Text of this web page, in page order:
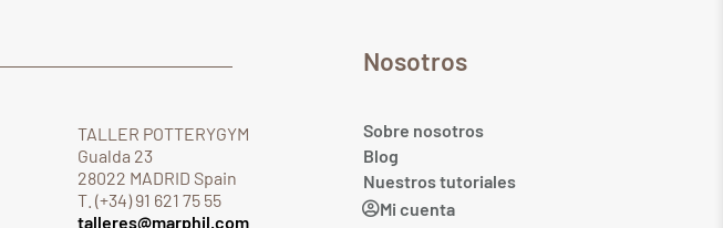
TALLER POTTERYGYM
Gualda 23
28022 MADRID Spain
T. (+34) 91 621 75 55
talleres@marphil.com
Nosotros
Sobre nosotros
Blog
Nuestros tutoriales
Mi cuenta